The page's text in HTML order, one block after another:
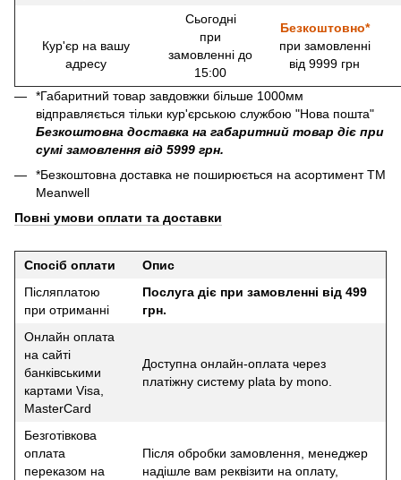
Кур'єр на вашу
адресу
Сьогодні
при
замовленні до
15:00
Безкоштовно*
при замовленні
від 9999 грн
*Габаритний товар завдовжки більше 1000мм
відправляється тільки кур'єрською службою "Нова пошта"
Безкоштовна доставка на габаритний товар діє при
сумі замовлення від 5999 грн.
*Безкоштовна доставка не поширюється на асортимент ТМ
Meanwell
Повні умови оплати та доставки
Спосіб оплати
Опис
Післяплатою
при отриманні
Послуга діє при замовленні від 499
грн.
Онлайн оплата
на сайті
банківськими
картами Visa,
MasterCard
Доступна онлайн-оплата через
платіжну систему plata by mono.
Безготівкова
оплата
переказом на
Після обробки замовлення, менеджер
надішле вам реквізити на оплату,